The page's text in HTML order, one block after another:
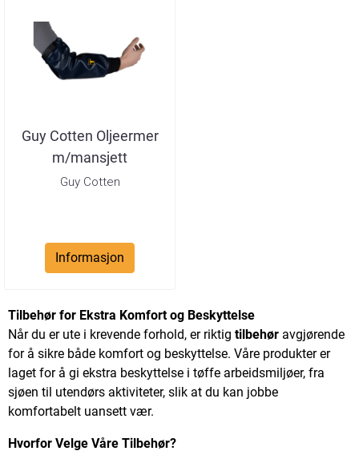
Guy Cotten Oljeermer
m/mansjett
Guy Cotten
Informasjon
Tilbehør for Ekstra Komfort og Beskyttelse
Når du er ute i krevende forhold, er riktig tilbehør avgjørende
for å sikre både komfort og beskyttelse. Våre produkter er
laget for å gi ekstra beskyttelse i tøffe arbeidsmiljøer, fra
sjøen til utendørs aktiviteter, slik at du kan jobbe
komfortabelt uansett vær.
Hvorfor Velge Våre Tilbehør?